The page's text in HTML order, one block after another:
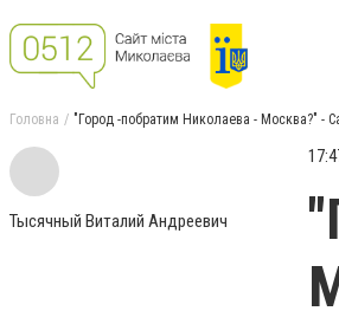
Головна "Город -побратим Николаева - Москва?" -
Тысячный Виталий Андреевич